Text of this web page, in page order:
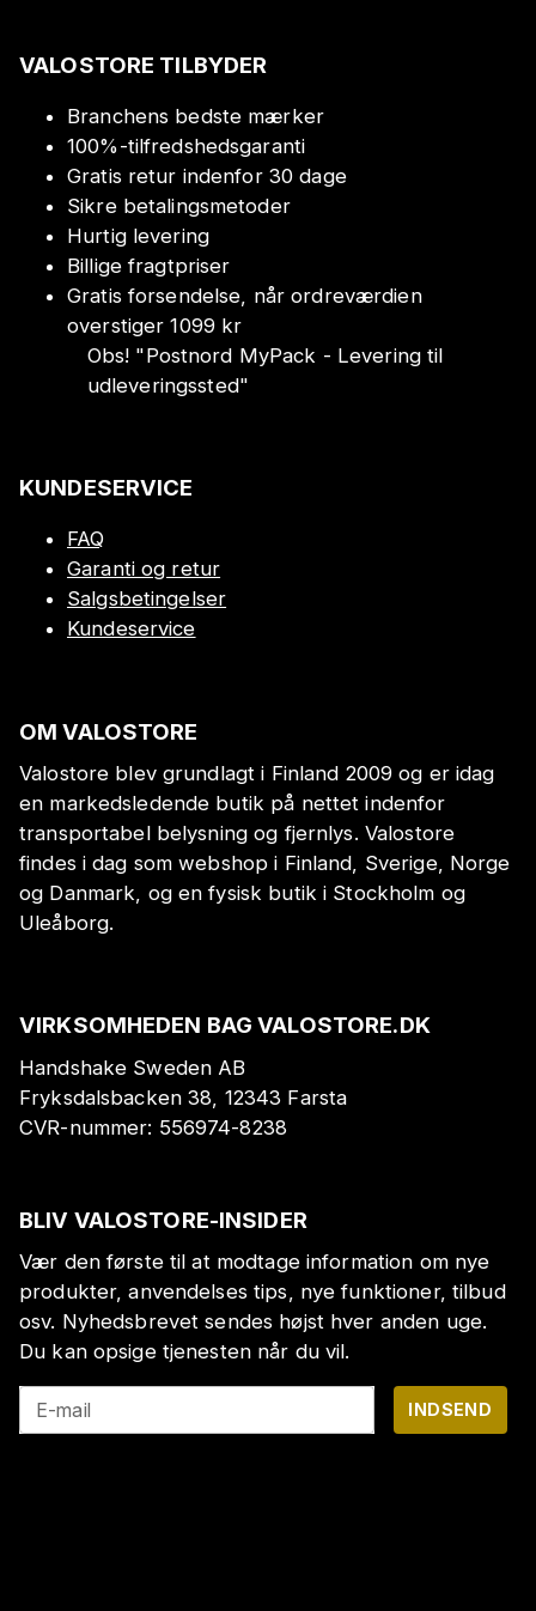
VALOSTORE TILBYDER
Branchens bedste mærker
100%-tilfredshedsgaranti
Gratis retur indenfor 30 dage
Sikre betalingsmetoder
Hurtig levering
Billige fragtpriser
Gratis forsendelse, når ordreværdien
overstiger 1099 kr
Obs! "Postnord MyPack - Levering til
udleveringssted"
KUNDESERVICE
FAQ
Garanti og retur
Salgsbetingelser
Kundeservice
OM VALOSTORE
Valostore blev grundlagt i Finland 2009 og er idag
en markedsledende butik på nettet indenfor
transportabel belysning og fjernlys. Valostore
findes i dag som webshop i Finland, Sverige, Norge
og Danmark, og en fysisk butik i Stockholm og
Uleåborg.
VIRKSOMHEDEN BAG VALOSTORE.DK
Handshake Sweden AB
Fryksdalsbacken 38, 12343 Farsta
CVR-nummer: 556974-8238
BLIV VALOSTORE-INSIDER
Vær den første til at modtage information om nye
produkter, anvendelses tips, nye funktioner, tilbud
osv. Nyhedsbrevet sendes højst hver anden uge.
Du kan opsige tjenesten når du vil.
E-mail INDSEND